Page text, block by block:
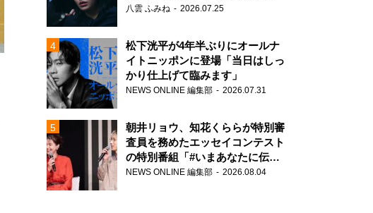
せん。
八雲 ふみね 2026.07.25
松下洸平が4年半ぶりにオールナ
イトニッポンに登場「当日はしっ
かり仕上げて臨みます」
NEWS ONLINE 編集部 2026.07.31
朝井リョウ、知花くららが特別審
査員を務めたエッセイコンテスト
の特別番組「#いまあなたに伝え
たいこと」
NEWS ONLINE 編集部 2026.08.04